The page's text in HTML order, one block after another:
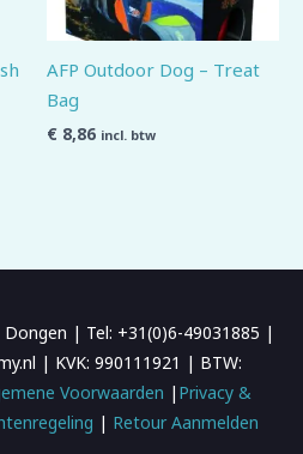
AFP Outdoor Dog – Treat
Bag
€ 8,86 incl. btw
| Tel: +31(0)6-49031885 |
| KVK: 990111921 | BTW:
Voorwaarden | Privacy &
| Retour Aanmelden